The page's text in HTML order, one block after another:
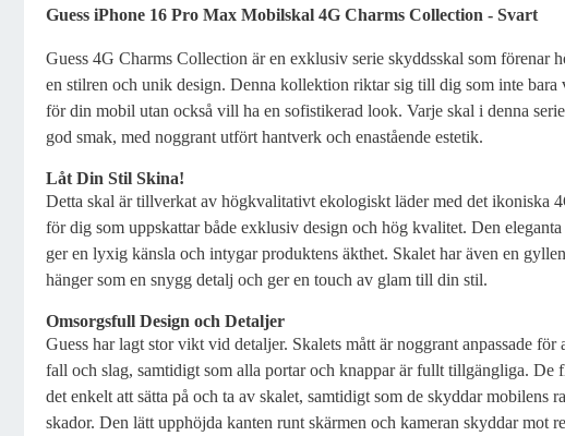
Produktbeskrivning
Guess iPhone 16 Pro Max Mobilskal 4G Charms Collection - Svart
Guess 4G Charms Collection är en exklusiv serie skyddsskal som förenar
en stilren och unik design. Denna kollektion riktar sig till dig som inte bara
för din mobil utan också vill ha en sofistikerad look. Varje skal i denna
god smak, med noggrant utfört hantverk och enastående estetik.
Låt Din Stil Skina!
Detta skal är tillverkat av högkvalitativt ekologiskt läder med det ikoniska
för dig som uppskattar både exklusiv design och hög kvalitet. Den
ger en lyxig känsla och intygar produktens äkthet. Skalet har även en
hänger som en snygg detalj och ger en touch av glam till din stil.
Omsorgsfull Design och Detaljer
Guess har lagt stor vikt vid detaljer. Skalets mått är noggrant anpassade för
fall och slag, samtidigt som alla portar och knappar är fullt tillgängliga. De
det enkelt att sätta på och ta av skalet, samtidigt som de skyddar mobilens
skador. Den lätt upphöjda kanten runt skärmen och kameran skyddar mot